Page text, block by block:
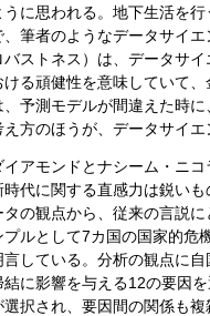
うに思われる。地下生活を
筆者のようなデータサイ
バストネス）は、データサ
る頑健性を意味していて
、予測モデルが間違えた時
方のほうが、データサイ
イアモンドとナシーム・ニ
時代に関する直感力は鋭い
タの観点から、従来の言説
ルとして7カ国の国家的危
している。分析の観点に
に影響を与える12の要因
選択され、要因間の関係も